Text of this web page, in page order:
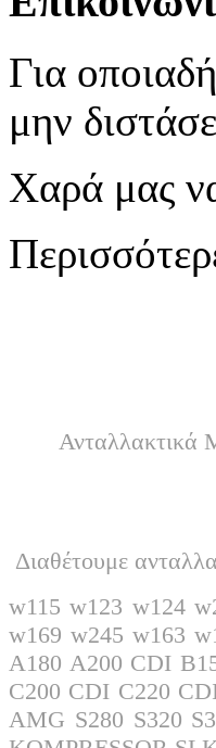
Για
μην
Χαρά μας
Ανταλλακτικά
Διαθέτουμε
w115 w123 w124
w169 w245 w163
A180 A200 CDI
C200 CDI C220
AMG S280 S320